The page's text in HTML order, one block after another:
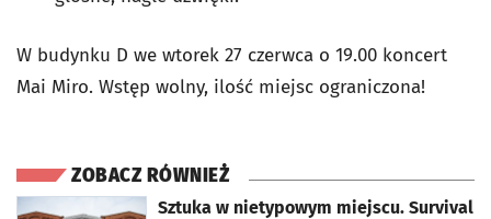
W budynku D we wtorek 27 czerwca o 19.00 koncert
Mai Miro. Wstęp wolny, ilość miejsc ograniczona!
ZOBACZ RÓWNIEŻ
Sztuka w nietypowym miejscu. Survival
otworzy się w nowej karcie